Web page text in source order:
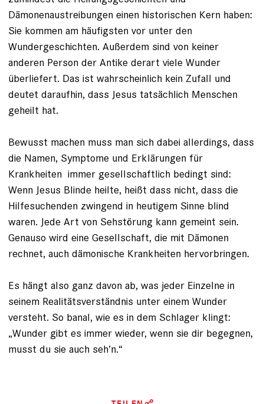
Dämonenaustreibungen ­einen historischen Kern haben:
Sie kommen am häufigsten vor unter den
Wundergeschichten. Außerdem sind von keiner
anderen Person der Antike derart viele Wunder
überliefert. Das ist wahrscheinlich kein Zufall und
deutet daraufhin, dass ­Jesus tatsächlich Menschen
geheilt hat.
Bewusst machen muss man sich dabei allerdings, dass
die Namen, Symptome und Erklärungen für
Krankheiten immer gesellschaftlich bedingt sind:
Wenn Jesus Blinde heilte, heißt dass nicht, dass die
Hilfesuchenden zwingend in heutigem Sinne blind
waren. Jede Art von Sehstörung kann gemeint sein.
Genauso wird eine Gesellschaft, die mit Dämonen
rechnet, auch dämonische Krankheiten hervorbringen.
Es hängt also ganz davon ab, was jeder Einzelne in
seinem Realitätsverständnis unter einem Wunder
versteht. So banal, wie es in dem Schlager klingt:
„Wunder gibt es immer wieder, wenn sie dir be­gegnen,
musst du sie auch seh’n.“